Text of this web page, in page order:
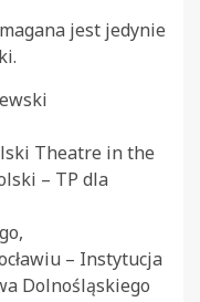
jest jedynie
Theatre in the
– TP dla
– Instytucja
Dolnośląskiego